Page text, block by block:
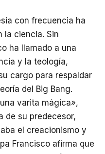
con frecuencia ha
la ciencia. Sin
ha llamado a una
y la teología,
cargo para respaldar
del Big Bang.
varita mágica»,
de su predecesor,
el creacionismo y
Francisco afirma que